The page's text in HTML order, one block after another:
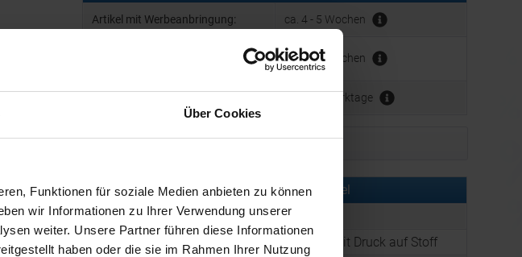
Über Cookies
Funktionen für soziale Medien anbieten zu können
wir Informationen zu Ihrer Verwendung unserer
weiter. Unsere Partner führen diese Informationen
haben oder die sie im Rahmen Ihrer Nutzung
Artikel mit Werbeanbringung: ca. 4 - 5 Wochen
Muster mit Ihrer Werbeanbringung
ca. 4 - 5 Wochen
ca. 3 - 5 Werktage
Muster bestellen
Produktinformationen zu diesem Werbeartikel
Artikelnummer:
ABFS1000.172
Artikelname:
Kunststoff-Fächer mit Druck auf Stoff